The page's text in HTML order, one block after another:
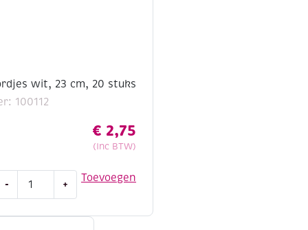
wit, 23 cm, 20 stuks
100112
€ 2,75
(Inc BTW)
Toevoegen
-
bordjes
+